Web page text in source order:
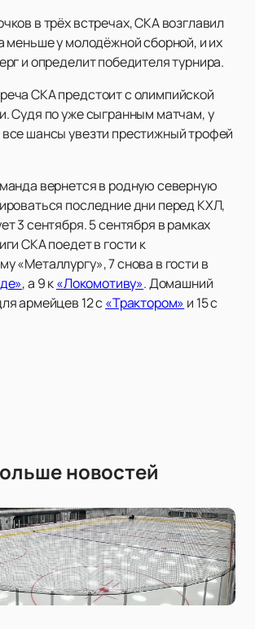
в трёх встречах, СКА возглавил
меньше у молодёжной сборной, и их
и определит победителя турнира.
СКА предстоит с олимпийской
Судя по уже сыгранным матчам, у
шансы увезти престижный трофей
вернется в родную северную
последние дни перед КХЛ,
3 сентября. 5 сентября в рамках
СКА поедет в гости к
«Металлургу», 7 снова в гости в
, а 9 к«Локомотиву». Домашний
армейцев 12 с«Трактором» и 15 с
новостей